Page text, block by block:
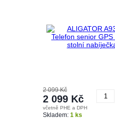
2 099 Kč
2 099 Kč
včetně PHE a DPH
Skladem: 1 ks